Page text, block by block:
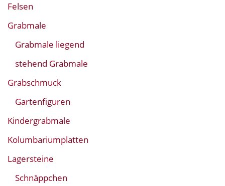
Felsen
Grabmale
Grabmale liegend
stehend Grabmale
Grabschmuck
Gartenfiguren
Kindergrabmale
Kolumbariumplatten
Lagersteine
Schnäppchen